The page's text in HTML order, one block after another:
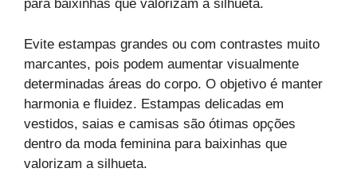
para baixinhas que valorizam a silhueta.
Evite estampas grandes ou com contrastes muito
marcantes, pois podem aumentar visualmente
determinadas áreas do corpo. O objetivo é manter
harmonia e fluidez. Estampas delicadas em
vestidos, saias e camisas são ótimas opções
dentro da moda feminina para baixinhas que
valorizam a silhueta.